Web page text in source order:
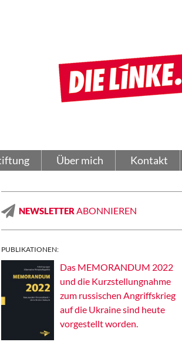
Über mich Kontakt
NEWSLETTER ABONNIEREN
PUBLIKATIONEN:
Das MEMORANDUM 2022
und die Kurzstellungnahme
zum russischen Angriffskrieg
auf die Ukraine sind heute
vorgestellt worden.